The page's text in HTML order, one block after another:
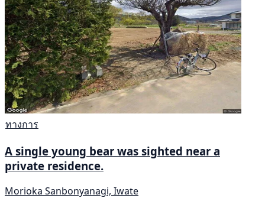
ทางการ
A single young bear was sighted near a
private residence.
Morioka Sanbonyanagi, Iwate